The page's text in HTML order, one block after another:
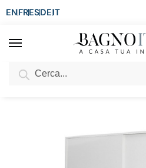
ENFRESDEIT
SCONTO del 3%